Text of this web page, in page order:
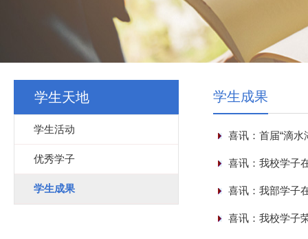
学生天地
学生活动
优秀学子
学生成果
学生成果
喜讯：首届“滴
喜讯：我校学子
喜讯：我部学子
喜讯：我校学子